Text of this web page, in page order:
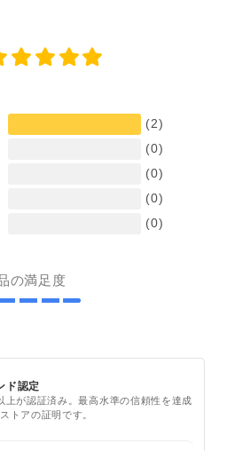
(2)
(0)
(0)
(0)
(0)
の満足度
ド認定
上が認証済み。最高水準の信頼性を達成
トアの証明です。